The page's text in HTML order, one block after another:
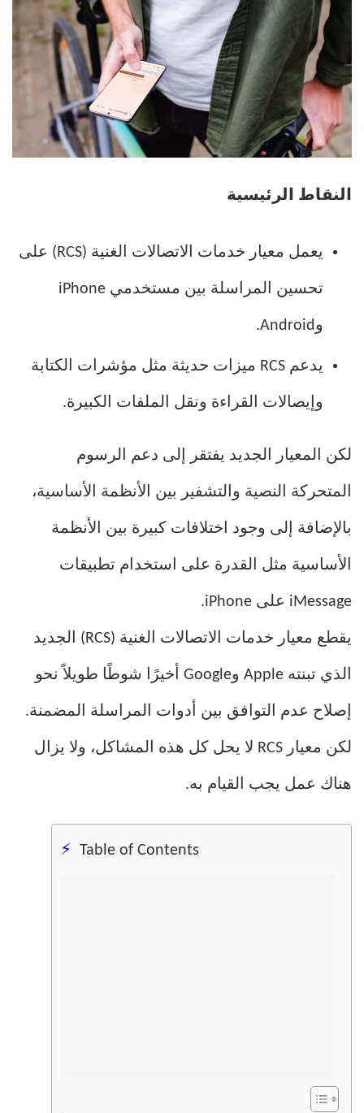
النقاط الرئيسية
يعمل معيار خدمات الاتصالات الغنية (RCS) على
تحسين المراسلة بين مستخدمي iPhone
وAndroid.
يدعم RCS ميزات حديثة مثل مؤشرات الكتابة
وإيصالات القراءة ونقل الملفات الكبيرة.
لكن المعيار الجديد يفتقر إلى دعم الرسوم
المتحركة النصية والتشفير بين الأنظمة الأساسية،
بالإضافة إلى وجود اختلافات كبيرة بين الأنظمة
الأساسية مثل القدرة على استخدام تطبيقات
iMessage على iPhone.
يقطع معيار خدمات الاتصالات الغنية (RCS) الجديد
الذي تبنته Apple وGoogle أخيرًا شوطًا طويلاً نحو
إصلاح عدم التوافق بين أدوات المراسلة المضمنة.
لكن معيار RCS لا يحل كل هذه المشاكل، ولا يزال
هناك عمل يجب القيام به.
Table of Contents